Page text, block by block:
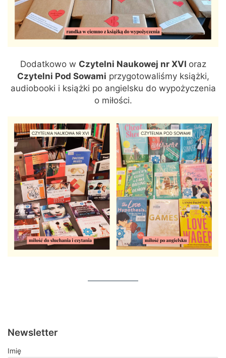
Dodatkowo w Czytelni Naukowej nr XVI oraz
Czytelni Pod Sowami przygotowaliśmy książki,
audiobooki i książki po angielsku do wypożyczenia
o miłości.
Newsletter
Imię